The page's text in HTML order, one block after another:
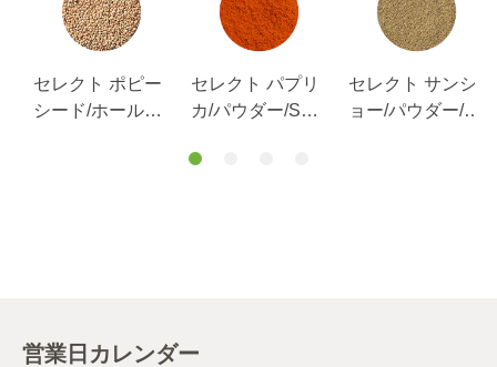
セレクト ポピー
シード/ホール袋
セレクト パプリ
カ/パウダー/S缶
セレクト サンシ
ョー/パウダー/袋
営業日カレンダー